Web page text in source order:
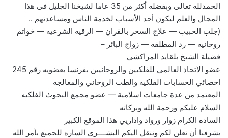
الحمدلله تعالى وبفضله أكثر من 35 عاما لشيخنا الجليل فى هذا
المجال والعلم ليكون أحد الأسباب لخدمة الناس ومساعدتهم ..
(جلب الحبيب — علاج السحر بالقران — الرقيه الشرعيه — خواتم
روحانيه — رد المطلقه — زواج البائر –
فضيلة الشيخ بلقايد المراكشي
عضو الاتحاد العالمي للفلكيين والروحانيين بفرنسا بعضويه رقم 245
اخصائي الحسابات الفلكيه والطب الروحاني والمعالجه
المعتمد من عدة جامعات اسلامية — عضو مجمع البحوث الفلكيه
السلام عليكم ورحمة الله وبركاته
الساده الكرام زوار ورواد واداريي هذا الموقع الكبير
يشرفنا أن نعلن لكم وننقل اليكم البشــــري الساره للجميع بأمر الله